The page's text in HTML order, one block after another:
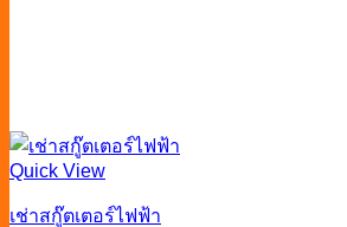
Quick View
เช่าสกู๊ตเตอร์ไฟฟ้า